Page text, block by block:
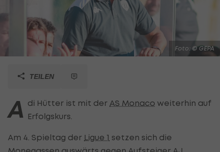
Foto: © GEPA
TEILEN
A di Hütter ist mit der AS Monaco weiterhin auf
Erfolgskurs.
Am 4. Spieltag der Ligue 1 setzen sich die